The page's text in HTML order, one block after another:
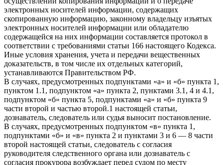
электронных носителей информации, содержащих
скопированную информацию, законному владельцу изъятых
электронных носителей информации или обладателю
содержащейся на них информации составляется протокол в
соответствии с требованиями статьи 166 настоящего Кодекса.
Иные условия хранения, учета и передачи вещественных
доказательств, в том числе их отдельных категорий,
устанавливаются Правительством РФ.
В случаях, предусмотренных подпунктами «а» и «б» пункта 1,
пунктом 1.1, подпунктом «а» пункта 2, пунктами 3.1, 4 и 4.1,
подпунктом «б» пункта 5, подпунктами «а» и «б» пункта 9
части второй и частью второй.1 настоящей статьи,
дознаватель, следователь или судья выносит постановление.
В случаях, предусмотренных подпунктом «в» пункта 1,
подпунктами «б» и «в» пункта 2 и пунктами 3 и 6 — 8 части
второй настоящей статьи, следователь с согласия
руководителя следственного органа или дознаватель с
согласия прокурора возбуждает перед судом по месту